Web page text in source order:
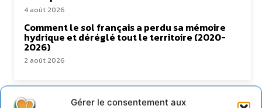
Gérer le consentement aux
4 août 2026
Comment le sol français a perdu sa mémoire
hydrique et déréglé tout le territoire (2020-
2026)
2 août 2026